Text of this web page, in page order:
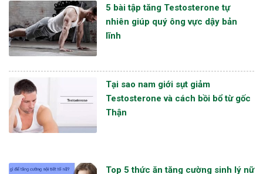
5 bài tập tăng Testosterone tự
nhiên giúp quý ông vực dậy bản
lĩnh
Tại sao nam giới sụt giảm
Testosterone và cách bồi bổ từ gốc
Thận
Top 5 thức ăn tăng cường sinh lý nữ